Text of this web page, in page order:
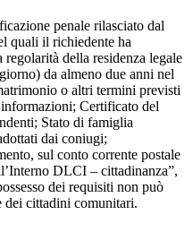
penale rilasciato dal
quali il richiedente ha
della residenza legale
da almeno due anni nel
o altri termini previsti
Certificato del
Stato di famiglia
dai coniugi;
sul conto corrente postale
DLCI – cittadinanza”,
dei requisiti non può
dei cittadini comunitari.